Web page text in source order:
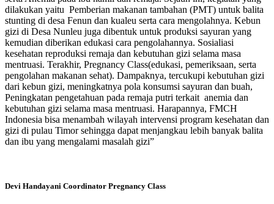
dilakukan yaitu Pemberian makanan tambahan (PMT) untuk balita
stunting di desa Fenun dan kualeu serta cara mengolahnya. Kebun
gizi di Desa Nunleu juga dibentuk untuk produksi sayuran yang
kemudian diberikan edukasi cara pengolahannya. Sosialiasi
kesehatan reproduksi remaja dan kebutuhan gizi selama masa
mentruasi. Terakhir, Pregnancy Class(edukasi, pemeriksaan, serta
pengolahan makanan sehat). Dampaknya, tercukupi kebutuhan gizi
dari kebun gizi, meningkatnya pola konsumsi sayuran dan buah,
Peningkatan pengetahuan pada remaja putri terkait anemia dan
kebutuhan gizi selama masa mentruasi. Harapannya, FMCH
Indonesia bisa menambah wilayah intervensi program kesehatan dan
gizi di pulau Timor sehingga dapat menjangkau lebih banyak balita
dan ibu yang mengalami masalah gizi”
Devi Handayani Coordinator Pregnancy Class